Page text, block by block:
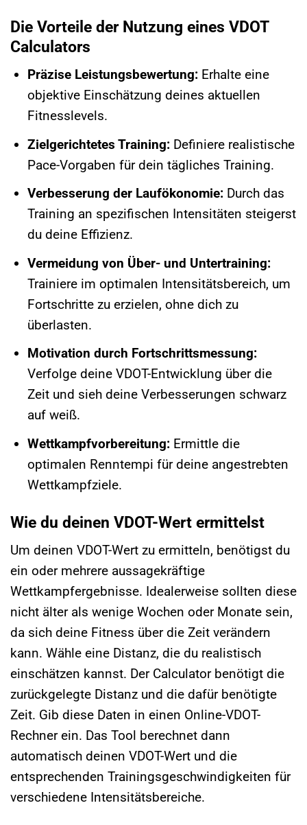
Die Vorteile der Nutzung eines VDOT
Calculators
Präzise Leistungsbewertung:Erhalte eine
objektive Einschätzung deines aktuellen
Fitnesslevels.
Zielgerichtetes Training:Definiere realistische
Pace-Vorgaben für dein tägliches Training.
Verbesserung der Laufökonomie:Durch das
Training an spezifischen Intensitäten steigerst
du deine Effizienz.
Vermeidung von Über- und Untertraining:
Trainiere im optimalen Intensitätsbereich, um
Fortschritte zu erzielen, ohne dich zu
überlasten.
Motivation durch Fortschrittsmessung:
Verfolge deine VDOT-Entwicklung über die
Zeit und sieh deine Verbesserungen schwarz
auf weiß.
Wettkampfvorbereitung:Ermittle die
optimalen Renntempi für deine angestrebten
Wettkampfziele.
Wie du deinen VDOT-Wert ermittelst
Um deinen VDOT-Wert zu ermitteln, benötigst du
ein oder mehrere aussagekräftige
Wettkampfergebnisse. Idealerweise sollten diese
nicht älter als wenige Wochen oder Monate sein,
da sich deine Fitness über die Zeit verändern
kann. Wähle eine Distanz, die du realistisch
einschätzen kannst. Der Calculator benötigt die
zurückgelegte Distanz und die dafür benötigte
Zeit. Gib diese Daten in einen Online-VDOT-
Rechner ein. Das Tool berechnet dann
automatisch deinen VDOT-Wert und die
entsprechenden Trainingsgeschwindigkeiten für
verschiedene Intensitätsbereiche.